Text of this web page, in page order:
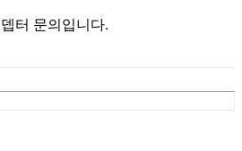
터 문의입니다.